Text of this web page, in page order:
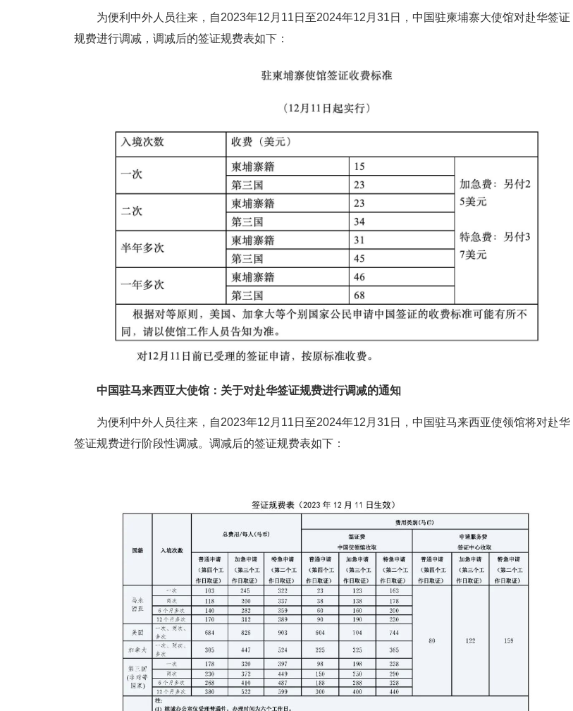
为便利中外人员往来，自2023年12月11日至2024年12月31日，中国驻柬埔寨大使馆对赴华签证
规费进行调减，调减后的签证规费表如下：
中国驻马来西亚大使馆：关于对赴华签证规费进行调减的通知
为便利中外人员往来，自2023年12月11日至2024年12月31日，中国驻马来西亚使领馆将对赴华
签证规费进行阶段性调减。调减后的签证规费表如下：